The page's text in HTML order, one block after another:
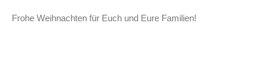
Frohe Weihnachten für Euch und Eure Familien!